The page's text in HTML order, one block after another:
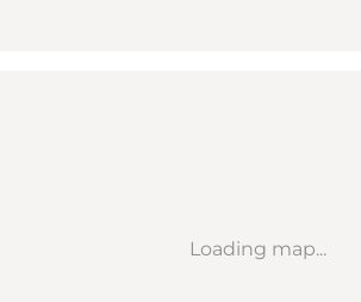
Loading map...